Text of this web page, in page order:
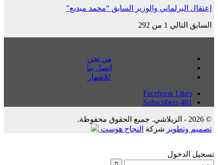
إعتقال البرلماني والوزير السابق “محمد مبديع”
السابق التالي 1 من 292
من نحن
اتصل بنا
للإشهار
Facebook Likes
481
Subscribers
© 2026 - الزيلاشي. جميع الحقوق محفوظة.
تصميم وتطوير شركة النجاح هوست
تسجيل الدخول